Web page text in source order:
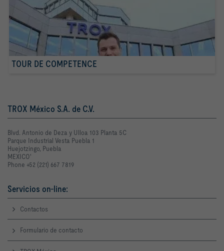
TOUR DE COMPETENCE
TROX México S.A. de C.V.
Blvd. Antonio de Deza y Ulloa 103 Planta 5C
Parque Industrial Vesta Puebla 1
Huejotzingo, Puebla
MEXICO'
Phone +52 (221) 667 7819
Servicios on-line:
Contactos
Formulario de contacto